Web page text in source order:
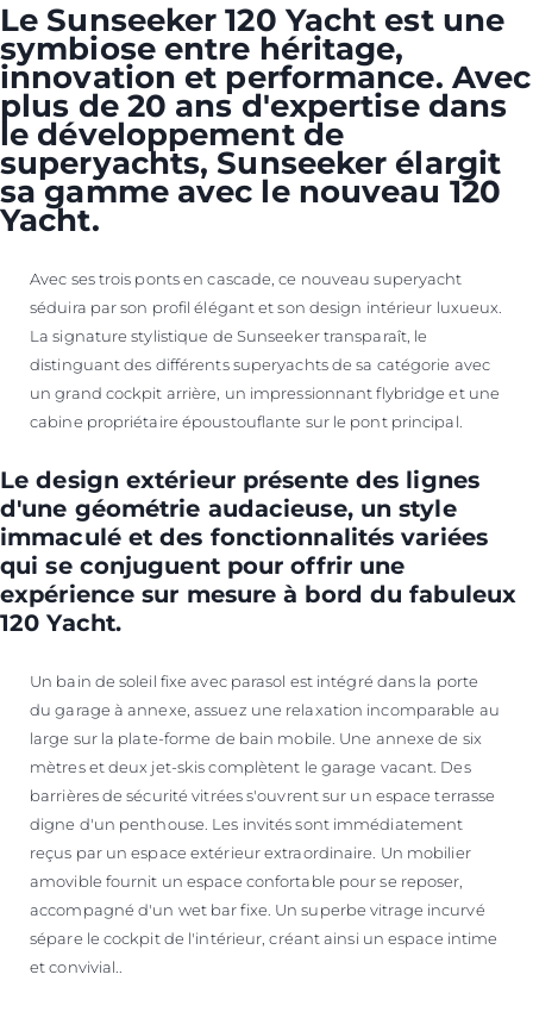
Le Sunseeker 120 Yacht est une
symbiose entre héritage,
innovation et performance. Avec
plus de 20 ans d'expertise dans
le développement de
superyachts, Sunseeker élargit
sa gamme avec le nouveau 120
Yacht.
Avec ses trois ponts en cascade, ce nouveau superyacht
séduira par son profil élégant et son design intérieur luxueux.
La signature stylistique de Sunseeker transparaît, le
distinguant des différents superyachts de sa catégorie avec
un grand cockpit arrière, un impressionnant flybridge et une
cabine propriétaire époustouflante sur le pont principal.
Le design extérieur présente des lignes
d'une géométrie audacieuse, un style
immaculé et des fonctionnalités variées
qui se conjuguent pour offrir une
expérience sur mesure à bord du fabuleux
120 Yacht.
Un bain de soleil fixe avec parasol est intégré dans la porte
du garage à annexe, assuez une relaxation incomparable au
large sur la plate-forme de bain mobile. Une annexe de six
mètres et deux jet-skis complètent le garage vacant. Des
barrières de sécurité vitrées s'ouvrent sur un espace terrasse
digne d'un penthouse. Les invités sont immédiatement
reçus par un espace extérieur extraordinaire. Un mobilier
amovible fournit un espace confortable pour se reposer,
accompagné d'un wet bar fixe. Un superbe vitrage incurvé
sépare le cockpit de l'intérieur, créant ainsi un espace intime
et convivial..